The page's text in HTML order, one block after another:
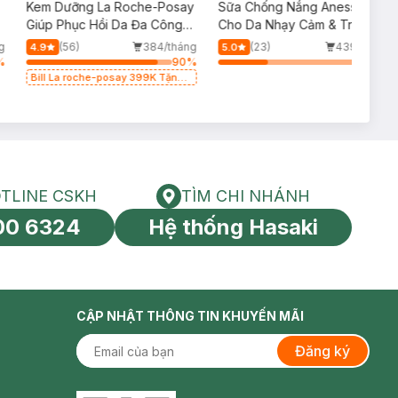
Kem Dưỡng La Roche-Posay
Giúp Phục Hồi Da Đa Công
Dụng 100ml
4.9 (56)
384/tháng
90%
Bill La roche-posay 399K Tặng
Sữa Chống Nắng Anessa
Cho Da Nhạy Cảm & Trẻ Em
60ml (Mới)
5.0 (23)
439/tháng
toàn cầu
HOTLINE CSKH
CSKH
6324
Tìm chi nhánh
TÌM CHI NHÁNH
Hệ thống Hasaki
CẬP NHẬT THÔNG TIN KHUYẾN MÃI
Đăng ký